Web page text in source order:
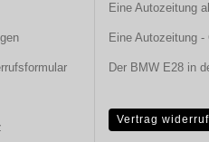
Eine Autozeitung
Eine Autozeitung
Der BMW E28 in
Vertrag